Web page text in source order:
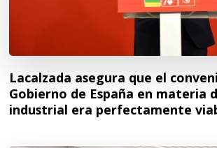
Lacalzada asegura que el
Gobierno de España en materia
industrial era perfectamente